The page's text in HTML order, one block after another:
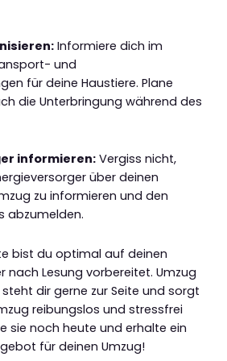
Informiere dich im
und
für deine Haustiere. Plane
die Unterbringung während des
informieren:Vergiss nicht,
über deinen
zu informieren und den
abzumelden.
bist du optimal auf deinen
nach Lesung vorbereitet. Umzug
dir gerne zur Seite und sorgt
reibungslos und stressfrei
sie noch heute und erhalte ein
für deinen Umzug!